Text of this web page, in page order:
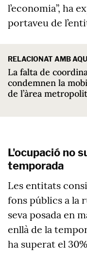
l’economia”, ha
portaveu de
RELACIONAT AMB
La falta de
condemnen la
de l’àrea
L'ocupació no
temporada
Les entitats
fons públics a la
seva posada en
enllà de la
ha superat el